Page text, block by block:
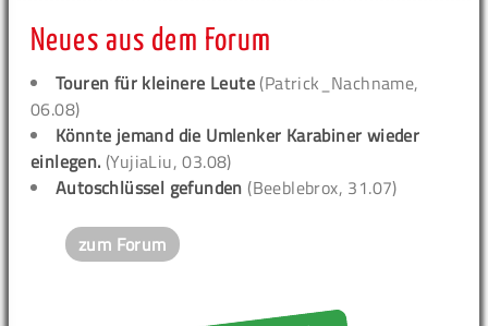
Neues aus dem Forum
Touren für kleinere Leute (Patrick_Nachname,
06.08)
Könnte jemand die Umlenker Karabiner wieder
einlegen. (YujiaLiu, 03.08)
Autoschlüssel gefunden (Beeblebrox, 31.07)
zum Forum